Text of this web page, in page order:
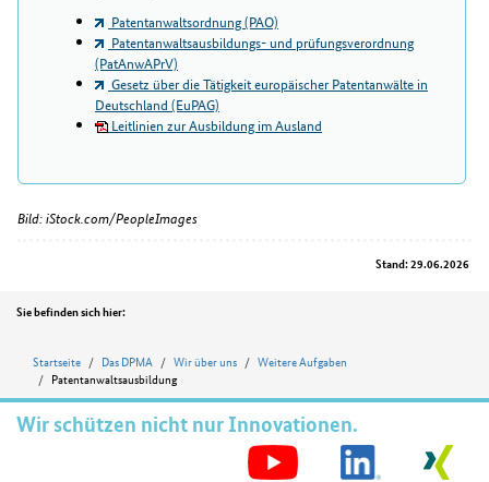
Patentanwaltsordnung (PAO)
Patentanwaltsausbildungs- und prüfungsverordnung
(PatAnwAPrV)
Gesetz über die Tätigkeit europäischer Patentanwälte in
Deutschland (EuPAG)
Leitlinien zur Ausbildung im Ausland
Bild: iStock.com/PeopleImages
Stand: 29.06.2026
Position
Sie befinden sich hier:
Startseite Das DPMA Wir über uns
Weitere Aufgaben
Patentanwaltsausbildung
Wir schützen nicht nur Innovationen.